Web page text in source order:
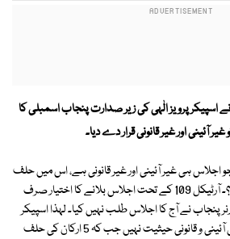
اسپیکر پرویز الٰہی کی زیر صدارت پنجاب اسمبلی کا
اجلاس ہی غیر آئینی اور غیر قانونی ہے، اس میں حلف
برداری کیسے کی جا سکتی ہے؟۔ آرٹیکل 109 کے تحت اجلاس بلانے کا اختیار صرف
پنجاب نے آج کا اجلاس طلب نہیں کیا۔ لہذا اسپیکر
کی زیر صدارت اجلاس کی کوئی آئینی و قانونی حیثیت نہیں جب کہ 5 ارکان کی حلف